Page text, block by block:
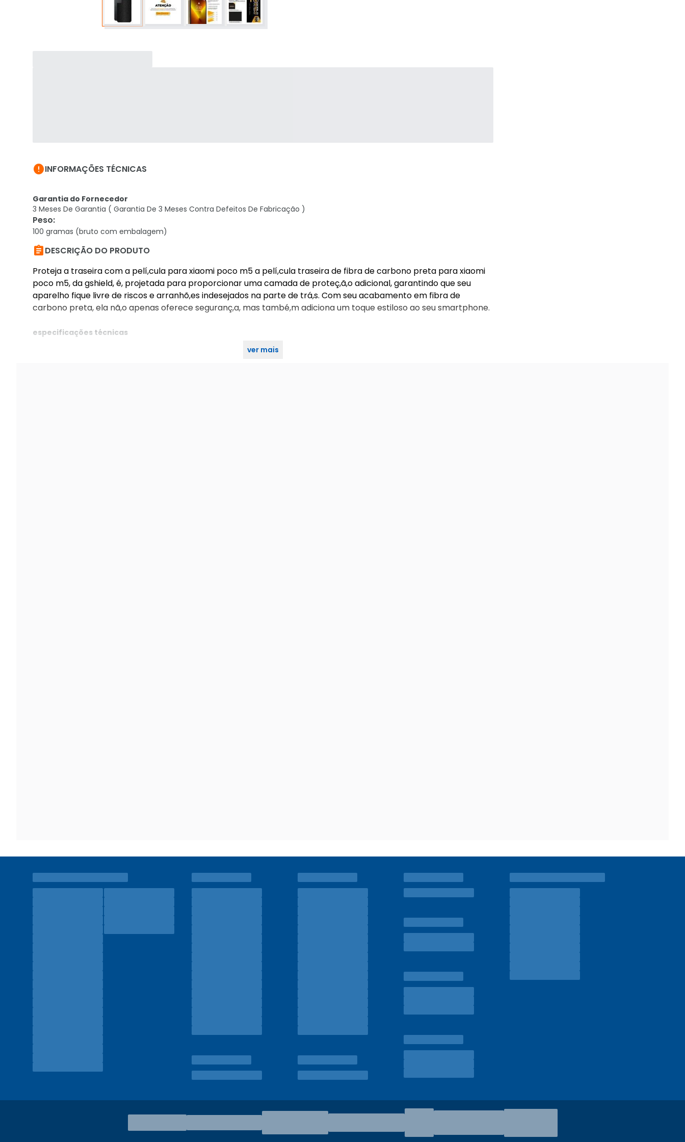
INFORMAÇÕES TÉCNICAS
Garantia do Fornecedor
3 Meses De Garantia ( Garantia De 3 Meses Contra Defeitos De Fabricação )
Peso:
100 gramas (bruto com embalagem)
DESCRIÇÃO DO PRODUTO
Proteja a traseira com a pelí,cula para xiaomi poco m5 a pelí,cula traseira de fibra de carbono preta para xiaomi
poco m5, da gshield, é, projetada para proporcionar uma camada de proteç,ã,o adicional, garantindo que seu
aparelho fique livre de riscos e arranhõ,es indesejados na parte de trá,s. Com seu acabamento em fibra de
carbono preta, ela nã,o apenas oferece seguranç,a, mas també,m adiciona um toque estiloso ao seu smartphone.
especificações técnicas
ver mais